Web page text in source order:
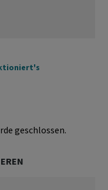
geschlossen.